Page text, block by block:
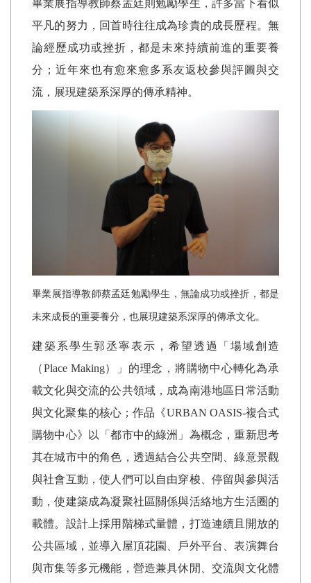
畢業展指導教師蔡孟廷則勉勵學生，許多當下看似
平凡的努力，回首時往往成為珍貴的成長歷程。無
論經歷成功或挫折，都是未來持續前進的重要養
分；近年來也有愈來愈多系友返校參與評圖與交
流，展現建築系深厚的傳承精神。
畢業展指導教師蔡孟廷勉勵學生，無論成功或挫折，都是
未來成長的重要養分，也展現建築系深厚的傳承文化。
建築系學生郭丞寧表示，希望透過「場域創造
（Place Making）」的理念，將購物中心轉化為承
載文化與交流的公共領域，成為南港地區日常活動
與文化聚集的核心；作品《URBAN OASIS-複合式
購物中心》以「都市中的綠洲」為概念，重新思考
其在城市中的角色，透過結合公共空間、綠意景觀
與社會互動，使人們可以自由穿梭、停留與參與活
動，使建築成為凝聚社區關係與活絡地方生活圈的
載體。設計上採用階梯式量體，打造連續且開放的
公共區域，並導入屋頂花園、戶外平台、表演舞台
與市集等多元機能，營造兼具休閒、交流與文化體